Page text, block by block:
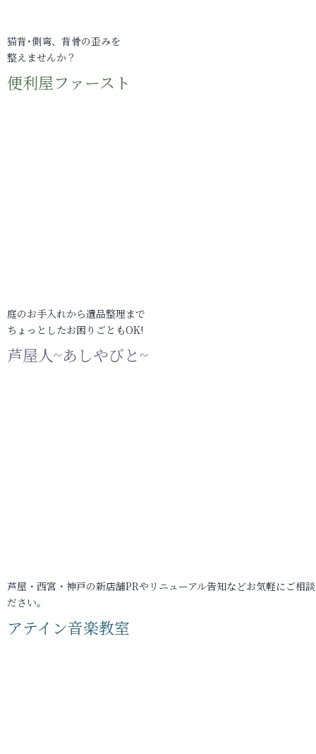
猫背･側弯、背骨の歪みを
整えませんか？
便利屋ファースト
庭のお手入れから遺品整理まで
ちょっとしたお困りごともOK!
芦屋人~あしやびと~
芦屋・西宮・神戸の新店舗PRやリニューアル告知などお気軽にご相
ださい。
アテイン音楽教室